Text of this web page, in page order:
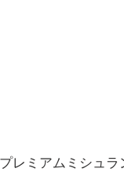
レミアムミシュ